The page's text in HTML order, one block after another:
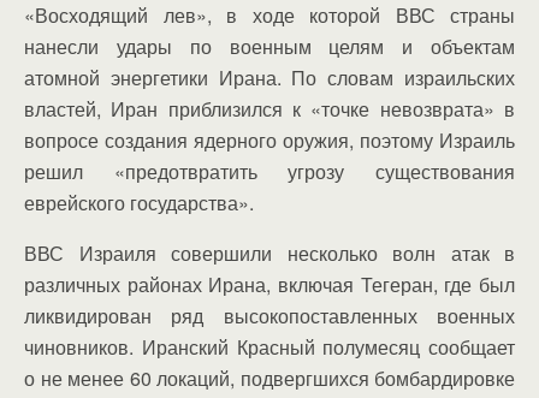
«Восходящий лев», в ходе которой ВВС страны
нанесли удары по военным целям и объектам
атомной энергетики Ирана. По словам израильских
властей, Иран приблизился к «точке невозврата» в
вопросе создания ядерного оружия, поэтому Израиль
решил «предотвратить угрозу существования
еврейского государства».
ВВС Израиля совершили несколько волн атак в
различных районах Ирана, включая Тегеран, где был
ликвидирован ряд высокопоставленных военных
чиновников. Иранский Красный полумесяц сообщает
о не менее 60 локаций, подвергшихся бомбардировке